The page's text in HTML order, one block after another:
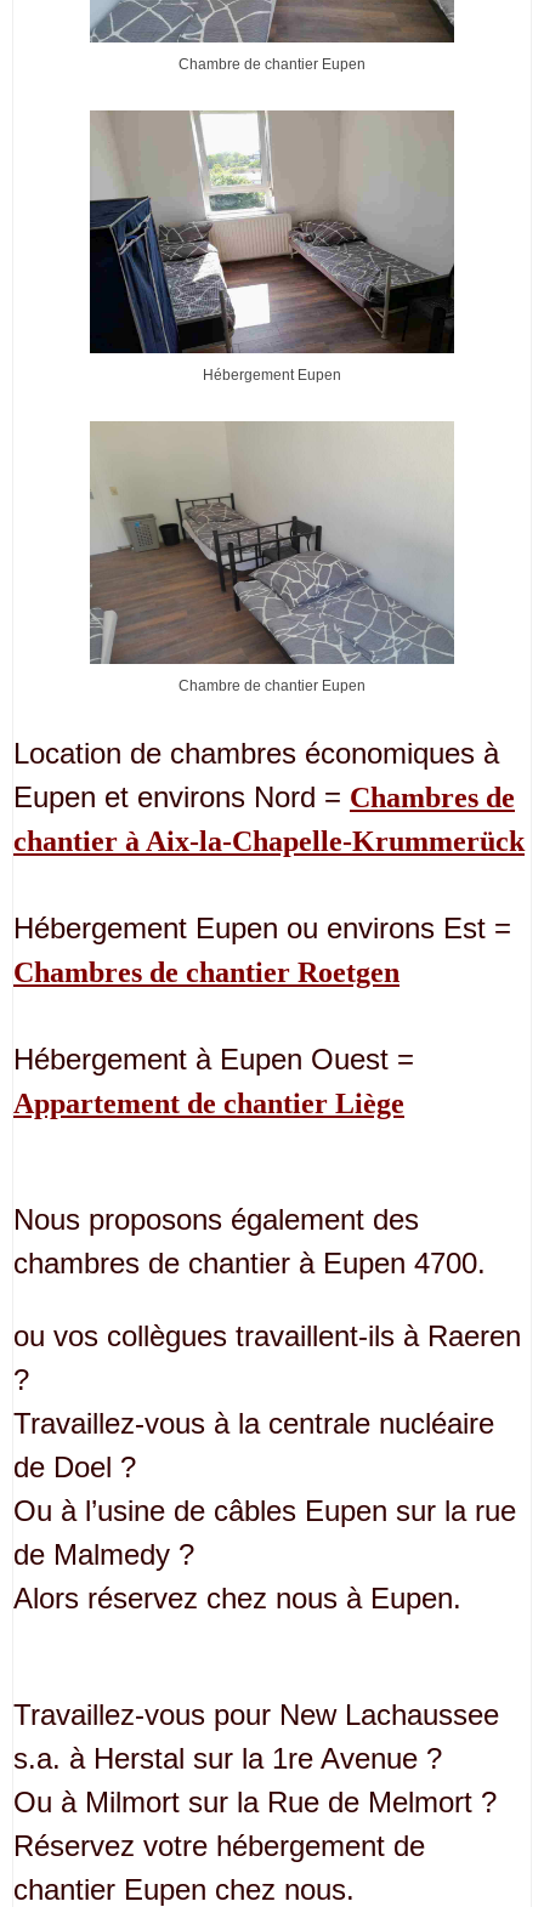
Chambre de chantier Eupen
Hébergement Eupen
Chambre de chantier Eupen
Location de chambres économiques à
Eupen et environs Nord = Chambres de
chantier à Aix-la-Chapelle-Krummerück
Hébergement Eupen ou environs Est =
Chambres de chantier Roetgen
Hébergement à Eupen Ouest =
Appartement de chantier Liège
Nous proposons également des
chambres de chantier à Eupen 4700.
ou vos collègues travaillent-ils à Raeren
?
Travaillez-vous à la centrale nucléaire
de Doel ?
Ou à l’usine de câbles Eupen sur la rue
de Malmedy ?
Alors réservez chez nous à Eupen.
Travaillez-vous pour New Lachaussee
s.a. à Herstal sur la 1re Avenue ?
Ou à Milmort sur la Rue de Melmort ?
Réservez votre hébergement de
chantier Eupen chez nous.